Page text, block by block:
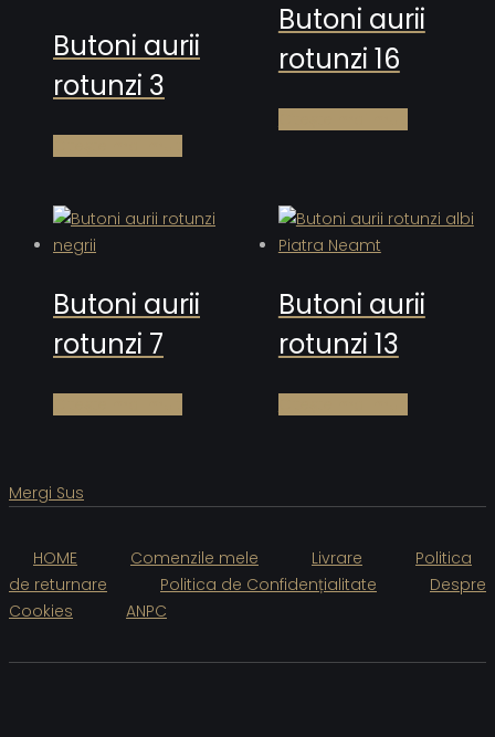
Butoni aurii
rotunzi 3
Butoni aurii
rotunzi 16
Butoni aurii
rotunzi 7
Butoni aurii
rotunzi 13
Mergi Sus
HOME Comenzile mele Livrare
Politica
de returnare
Politica de Confidențialitate
Despre
Cookies
ANPC